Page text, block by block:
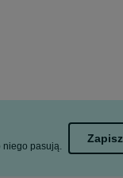
niego pasują.
Zapisz